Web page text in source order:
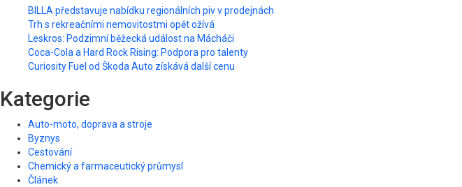
BILLA představuje nabídku regionálních piv v prodejnách
Trh s rekreačními nemovitostmi opět ožívá
Leskros: Podzimní běžecká událost na Mácháči
Coca-Cola a Hard Rock Rising: Podpora pro talenty
Curiosity Fuel od Škoda Auto získává další cenu
Kategorie
Auto-moto, doprava a stroje
Byznys
Cestování
Chemický a farmaceutický průmysl
Článek